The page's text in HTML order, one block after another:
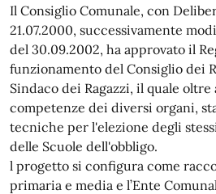
Il Consiglio Comunale, con
21.07.2000, successivamente
del 30.09.2002, ha approvato il
funzionamento del Consiglio dei
Sindaco dei Ragazzi, il quale
competenze dei diversi organi,
tecniche per l'elezione degli
delle Scuole dell'obbligo.
l progetto si configura come
primaria e media e l’Ente